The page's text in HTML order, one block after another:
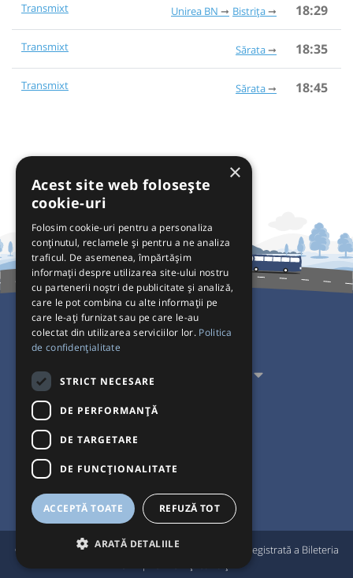
Transmixt Unirea BN Bistrița 18:29
Transmixt Sărata 18:35
Transmixt Sărata 18:45
Pentru Călători
Pentru Transportatori
Interacționăm
Acceptăm plăți cu
© Bileteria 2004-2026 | Autogari.RO®
este marcă înregistrată a Bileteria
×
Acest site web folosește
cookie-uri
Folosim cookie-uri pentru a personaliza
conținutul, reclamele și pentru a ne analiza
traficul. De asemenea, împărtășim
informații despre utilizarea site-ului nostru
cu partenerii noștri de publicitate și analiză,
care le pot combina cu alte informații pe
care le-ați furnizat sau pe care le-au
colectat din utilizarea serviciilor lor. Politica
de confidențialitate
STRICT NECESARE
DE PERFORMANȚĂ
DE TARGETARE
DE FUNCŢIONALITATE
ACCEPTĂ TOATE REFUZĂ TOT
ARATĂ DETALIILE